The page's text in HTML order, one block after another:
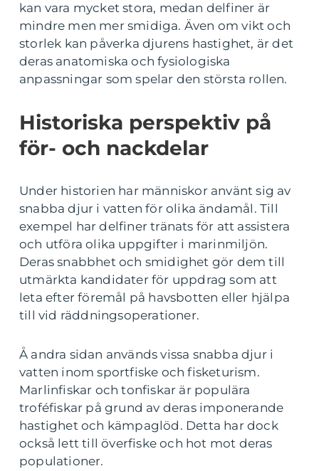
kan vara mycket stora, medan delfiner är
mindre men mer smidiga. Även om vikt och
storlek kan påverka djurens hastighet, är det
deras anatomiska och fysiologiska
anpassningar som spelar den största rollen.
Historiska perspektiv på
för- och nackdelar
Under historien har människor använt sig av
snabba djur i vatten för olika ändamål. Till
exempel har delfiner tränats för att assistera
och utföra olika uppgifter i marinmiljön.
Deras snabbhet och smidighet gör dem till
utmärkta kandidater för uppdrag som att
leta efter föremål på havsbotten eller hjälpa
till vid räddningsoperationer.
Å andra sidan används vissa snabba djur i
vatten inom sportfiske och fisketurism.
Marlinfiskar och tonfiskar är populära
troféfiskar på grund av deras imponerande
hastighet och kämpaglöd. Detta har dock
också lett till överfiske och hot mot deras
populationer.